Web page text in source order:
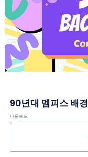
90년대 멤피스 배
다운로드